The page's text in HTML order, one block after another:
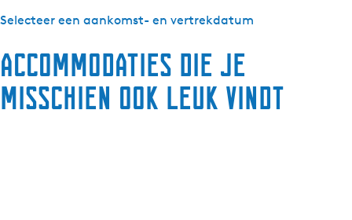
Selecteer een aankomst- en vertrekdatum
Accommodaties die je
misschien ook leuk vindt